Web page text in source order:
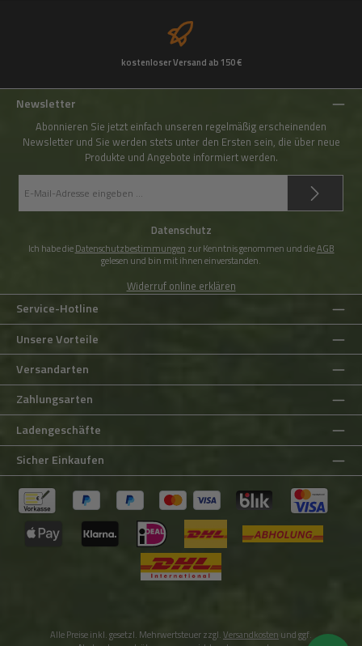
kostenloser Versand ab 150 €
Newsletter
Abonnieren Sie jetzt einfach unseren regelmäßig erscheinenden
Newsletter und Sie werden stets unter den Ersten sein, die über neue
Produkte und Angebote informiert werden.
Mail-
Datenschutz
Ich habe dieDatenschutzbestimmungen zur Kenntnis genommen und dieAGB
gelesen und bin mit ihnen einverstanden.
Widerruf online erklären
Service-Hotline
Unsere Vorteile
Versandarten
Zahlungsarten
Ladengeschäfte
Sicher Einkaufen
Alle Preise inkl. gesetzl. Mehrwertsteuer zzgl.Versandkosten und ggf.